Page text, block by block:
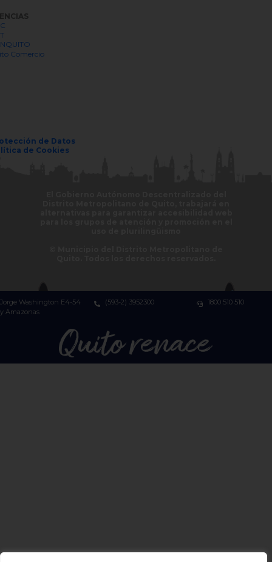
Comercio
de Datos
de Cookies
Jorge Washington E4-54
y Amazonas
(593-2) 3952300 1800 510 510